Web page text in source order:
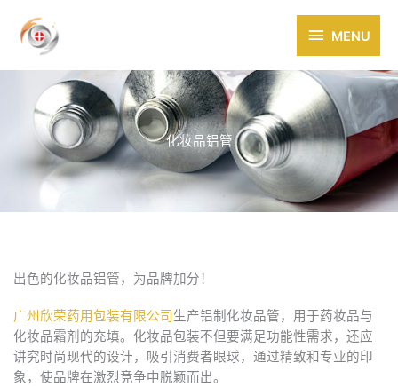
容
MENU
MENU
化妆品铝管
出色的化妆品铝管，为品牌加分！
广州欣荣药用包装有限公司 生产铝制化妆品管，用于药妆品与
化妆品霜剂的充填。化妆品包装不但要满足功能性需求，还应
讲究时尚现代的设计，吸引消费者眼球，通过精致和专业的印
象，使品牌在激烈竞争中脱颖而出。